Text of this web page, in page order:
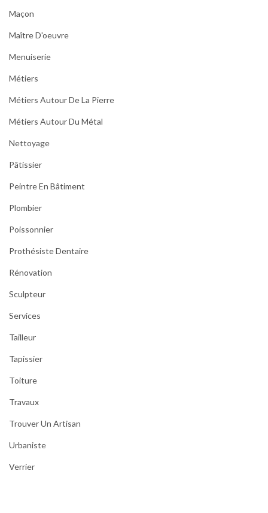
Maçon
Maître D'oeuvre
Menuiserie
Métiers
Métiers Autour De La Pierre
Métiers Autour Du Métal
Nettoyage
Pâtissier
Peintre En Bâtiment
Plombier
Poissonnier
Prothésiste Dentaire
Rénovation
Sculpteur
Services
Tailleur
Tapissier
Toiture
Travaux
Trouver Un Artisan
Urbaniste
Verrier